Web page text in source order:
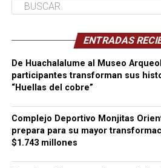
ENTRADAS
De Huachalalume al Museo
participantes transforman sus
“Huellas del cobre”
Complejo Deportivo Monjitas
prepara para su mayor
$1.743 millones